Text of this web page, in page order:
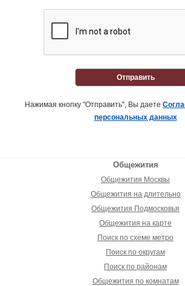
Отправить
Нажимая кнопку "Отправить", Вы даете
персональных данных
Общежития
Общежития Москвы
Общежития на длительно
Общежития Подмосковья
Общежития на карте
Поиск по схеме метро
Поиск по округам
Поиск по районам
Общежития по комнатам